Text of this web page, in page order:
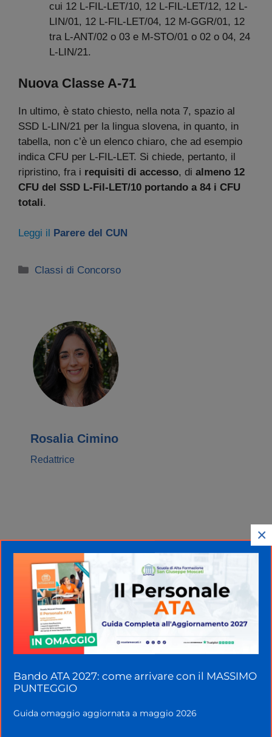
cui 12 L-FIL-LET/10, 12 L-FIL-LET/12, 12 L-
LIN/01, 12 L-FIL-LET/04, 12 M-GGR/01, 12
tra L-ANT/02 o 03 e M-STO/01 o 02 o 04, 24
L-LIN/21.
Nuova Classe A-71
In ultimo, è stato chiesto, nella nota 7, spazio al
SSD L-LIN/21 per la lingua slovena, in quanto, in
tabella, non c’è un elenco chiaro, che ad esempio
indica CFU per L-FIL-LET. Si chiede, pertanto, il
ripristino, fra i requisiti di accesso, di almeno 12
CFU del SSD L-Fil-LET/10 portando a 84 i CFU
totali.
Leggi il Parere del CUN
Categorie
Classi di Concorso
Rosalia Cimino
Redattrice
Home»Miur»
Contratto scuola 2019-21:
permesso retribuito precari
×
Bando ATA 2027: come arrivare con il MASSIMO
PUNTEGGIO
Guida omaggio aggiornata a maggio 2026